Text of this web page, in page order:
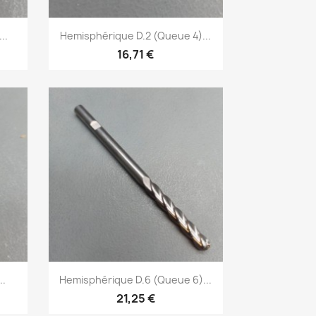
Aperçu rapide
Hemisphérique D.2 (Queue 4)...
16,71 €
Aperçu rapide
Hemisphérique D.6 (Queue 6)...
21,25 €